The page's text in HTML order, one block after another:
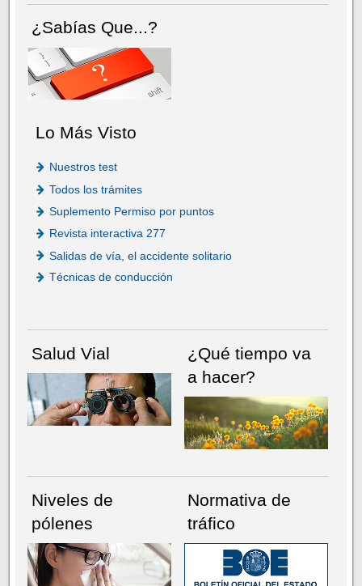
¿Sabías Que...?
Lo Más Visto
Nuestros test
Todos los trámites
Suplemento Permiso por puntos
Revista interactiva 277
Salidas de vía, el accidente solitario
Técnicas de conducción
Salud Vial
¿Qué tiempo va
a hacer?
Niveles de
pólenes
Normativa de
tráfico